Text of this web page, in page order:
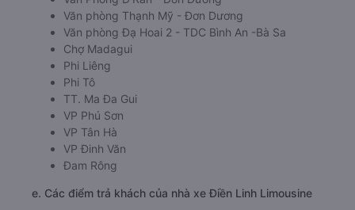
Văn phòng Thạnh Mỹ - Đơn Dương
Văn phòng Đạ Hoai 2 - TDC Bình An -Bà Sa
Chợ Madagui
Phi Liêng
Phi Tô
TT. Ma Đa Gui
VP Phú Sơn
VP Tân Hà
VP Đinh Văn
Đam Rông
e. Các điểm trả khách của nhà xe Điền Linh Limousine